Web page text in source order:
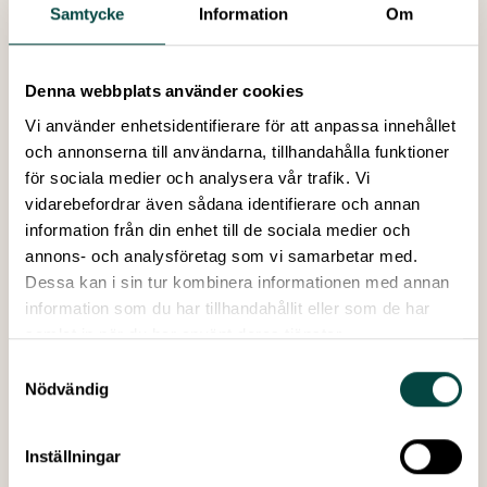
Samtycke Information Om
Denna webbplats använder cookies
Vi använder enhetsidentifierare för att anpassa innehållet
och annonserna till användarna, tillhandahålla funktioner
för sociala medier och analysera vår trafik. Vi
vidarebefordrar även sådana identifierare och annan
information från din enhet till de sociala medier och
annons- och analysföretag som vi samarbetar med.
Dessa kan i sin tur kombinera informationen med annan
information som du har tillhandahållit eller som de har
samlat in när du har använt deras tjänster.
Nödvändig
Inställningar
Förutom projektpartnerna består hubbarna av:
CRA – Center for Research and Analysis
TRACES, Paris, Frankrike